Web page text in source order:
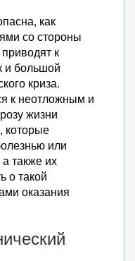
как
со стороны
к
и большой
криза.
к неотложным и
жизни
которые
или
также их
о такой
оказания